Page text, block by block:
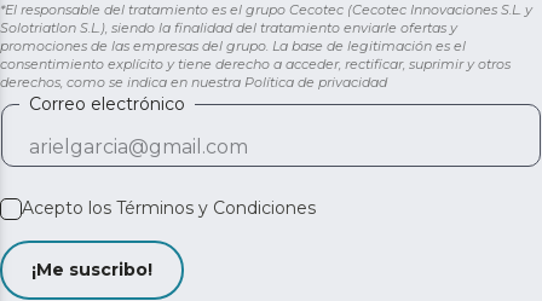
*El responsable del tratamiento es el grupo Cecotec (Cecotec Innovaciones S.L. y
Solotriatlon S.L.), siendo la finalidad del tratamiento enviarle ofertas y
promociones de las empresas del grupo. La base de legitimación es el
consentimiento explícito y tiene derecho a acceder, rectificar, suprimir y otros
derechos, como se indica en nuestra Política de privacidad
Correo electrónico
Acepto los Términos y Condiciones
¡Me suscribo!